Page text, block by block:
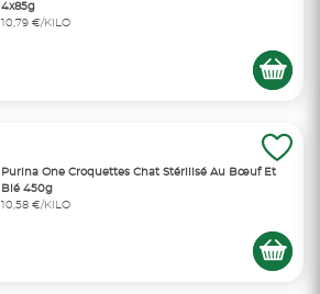
4x85g
10,79 €/KILO
Purina One Croquettes Chat Stérilisé Au Bœuf Et
Blé 450g
10,58 €/KILO